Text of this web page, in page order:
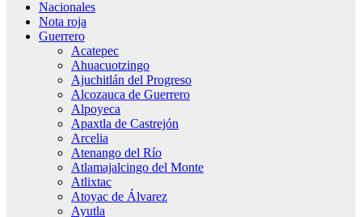
Nacionales
Nota roja
Guerrero
Acatepec
Ahuacuotzingo
Ajuchitlán del Progreso
Alcozauca de Guerrero
Alpoyeca
Apaxtla de Castrejón
Arcelia
Atenango del Río
Atlamajalcingo del Monte
Atlixtac
Atoyac de Álvarez
Ayutla